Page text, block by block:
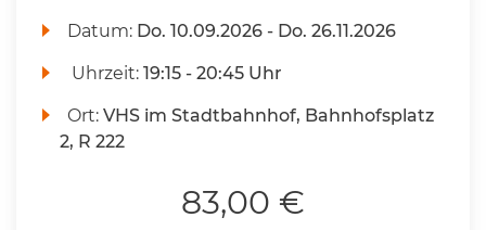
Datum: Do. 10.09.2026 - Do. 26.11.2026
Uhrzeit:19:15 - 20:45 Uhr
Ort:VHS im Stadtbahnhof, Bahnhofsplatz
2, R 222
83,00 €